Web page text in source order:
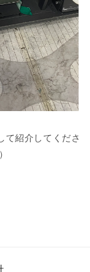
て紹介してくださ